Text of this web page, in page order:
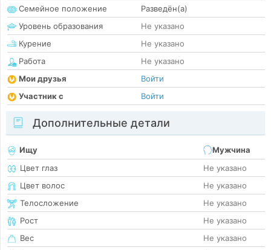
Семейное положение
Разведён(а)
Уровень образования
Не указано
Курение
Не указано
Работа
Не указано
Мои друзья
Войти
Участник с
Войти
Дополнительные детали
Ищу
Мужчина
Цвет глаз
Не указано
Цвет волос
Не указано
Телосложение
Не указано
Рост
Не указано
Вес
Не указано